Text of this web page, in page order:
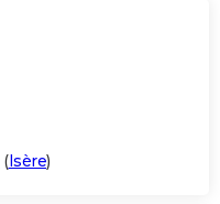
(Isère)